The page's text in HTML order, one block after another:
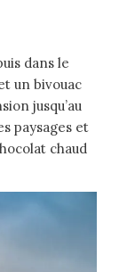
dans le
un bivouac
jusqu’au
paysages et
chaud